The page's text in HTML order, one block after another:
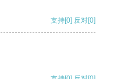
支持[0] 反对[0]